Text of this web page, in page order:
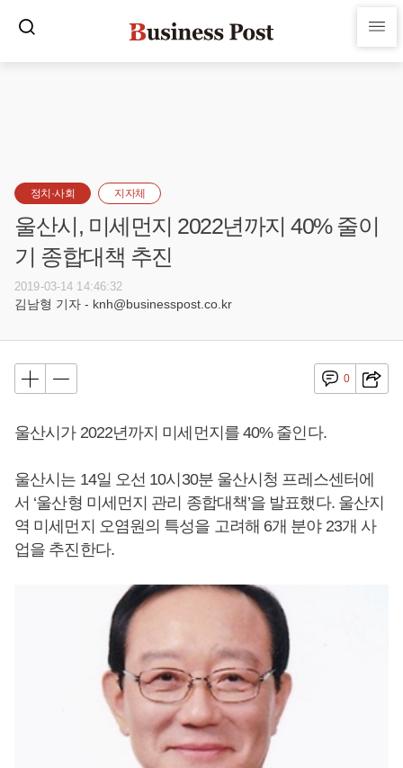
정치·사회 지자체
울산시, 미세먼지 2022년까지 40% 줄이
기 종합대책 추진
2019-03-14 14:46:32
김남형 기자 - knh@businesspost.co.kr
0
울산시가 2022년까지 미세먼지를 40% 줄인다.
울산시는 14일 오선 10시30분 울산시청 프레스센터에
서 ‘울산형 미세먼지 관리 종합대책’을 발표했다. 울산지
역 미세먼지 오염원의 특성을 고려해 6개 분야 23개 사
업을 추진한다.